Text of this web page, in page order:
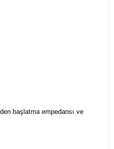
başlatma empedansı ve